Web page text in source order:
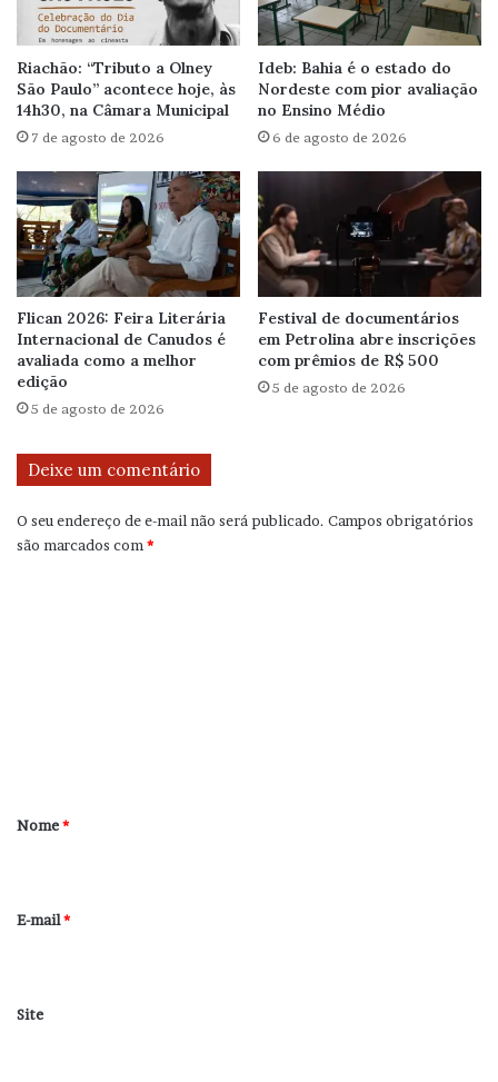
Riachão: “Tributo a Olney
São Paulo” acontece hoje, às
14h30, na Câmara Municipal
7 de agosto de 2026
Ideb: Bahia é o estado do
Nordeste com pior avaliação
no Ensino Médio
6 de agosto de 2026
Flican 2026: Feira Literária
Internacional de Canudos é
avaliada como a melhor
edição
5 de agosto de 2026
Festival de documentários
em Petrolina abre inscrições
com prêmios de R$ 500
5 de agosto de 2026
Deixe um comentário
O seu endereço de e-mail não será publicado. Campos obrigatórios
são marcados com*
r
*
Nome*
E-mail*
Site